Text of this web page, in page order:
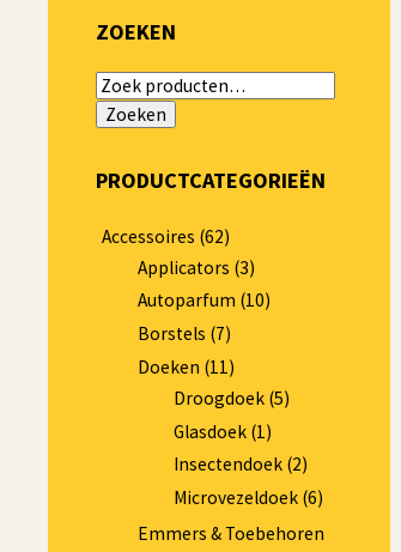
ZOEKEN
Zoeken
naar:
Zoeken
PRODUCTCATEGORIEËN
Accessoires (62)
Applicators (3)
Autoparfum (10)
Borstels (7)
Doeken (11)
Droogdoek (5)
Glasdoek (1)
Insectendoek (2)
Microvezeldoek (6)
Emmers & Toebehoren